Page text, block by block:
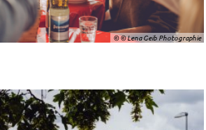
© © Lena Geib Photographie